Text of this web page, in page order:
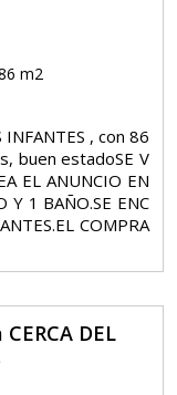
m2
INFANTES , con 86
buen estadoSE V
EL ANUNCIO EN
Y 1 BAÑO.SE ENC
COMPRA
DEL